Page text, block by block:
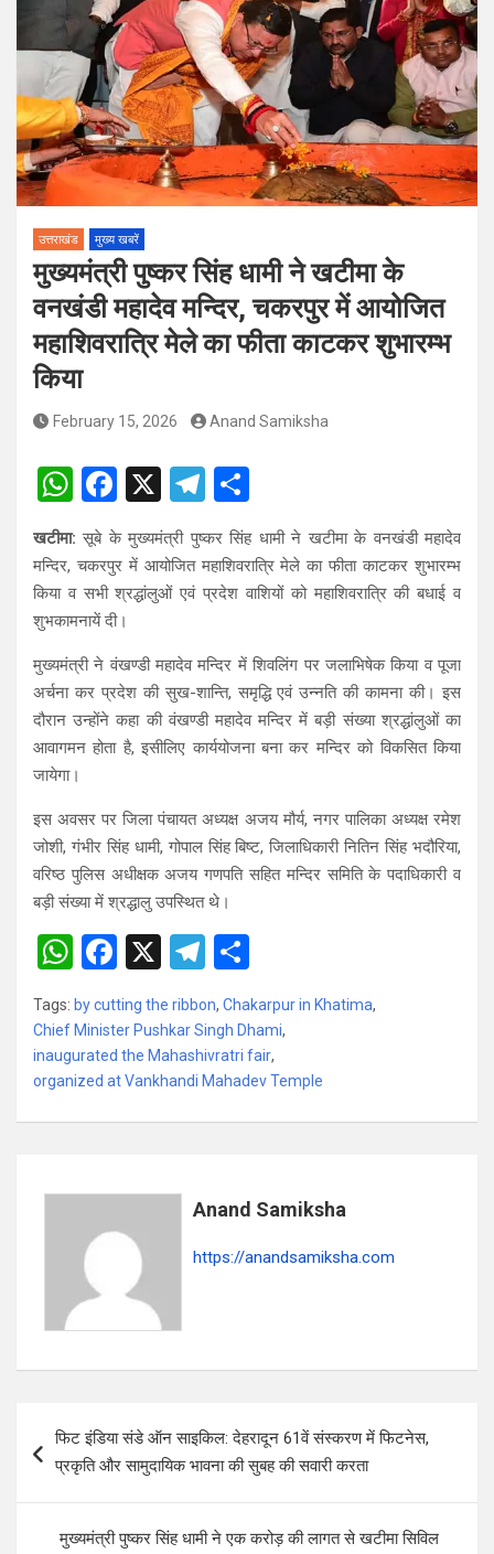
पदों पर होगा चयन
विश्व संस्कृत दिवस से पूर्व, उत्तराखण्ड ने वैश्विक स्तर पर संस्कृत के प्रसार
को दिया नया आयाम
उत्तराखंड मुख्य खबरें
मुख्यमंत्री पुष्कर सिंह धामी ने खटीमा के
वनखंडी महादेव मन्दिर, चकरपुर में आयोजित
महाशिवरात्रि मेले का फीता काटकर शुभारम्भ
किया
February 15, 2026 Anand Samiksha
W
at
s
A
p
p
F
ce
b
o
o
k
X
T
e
gr
m
ar
e
खटीमा: सूबे के मुख्यमंत्री पुष्कर सिंह धामी ने खटीमा के वनखंडी महादेव
मन्दिर, चकरपुर में आयोजित महाशिवरात्रि मेले का फीता काटकर शुभारम्भ
किया व सभी श्रद्धांलुओं एवं प्रदेश वाशियों को महाशिवरात्रि की बधाई व
शुभकामनायें दी।
मुख्यमंत्री ने वंखण्डी महादेव मन्दिर में शिवलिंग पर जलाभिषेक किया व पूजा
अर्चना कर प्रदेश की सुख-शान्ति, समृद्धि एवं उन्नति की कामना की। इस
दौरान उन्होंने कहा की वंखण्डी महादेव मन्दिर में बड़ी संख्या श्रद्धांलुओं का
आवागमन होता है, इसीलिए कार्ययोजना बना कर मन्दिर को विकसित किया
जायेगा।
इस अवसर पर जिला पंचायत अध्यक्ष अजय मौर्य, नगर पालिका अध्यक्ष रमेश
जोशी, गंभीर सिंह धामी, गोपाल सिंह बिष्ट, जिलाधिकारी नितिन सिंह भदौरिया,
वरिष्ठ पुलिस अधीक्षक अजय गणपति सहित मन्दिर समिति के पदाधिकारी व
बड़ी संख्या में श्रद्धालु उपस्थित थे।
W
h
at
s
A
p
F
a
ce
b
o
o
X
T
el
e
gr
a
m
h
ar
e
Tags: by cutting the ribbon, Chakarpur in Khatima,
Chief Minister Pushkar Singh Dhami,
inaugurated the Mahashivratri fair,
organized at Vankhandi Mahadev Temple
Anand Samiksha
https://anandsamiksha.com
फिट इंडिया संडे ऑन साइकिल: देहरादून 61वें संस्करण में फिटनेस,
प्रकृति और सामुदायिक भावना की सुबह की सवारी करता
मुख्यमंत्री पुष्कर सिंह धामी ने एक करोड़ की लागत से खटीमा सिविल